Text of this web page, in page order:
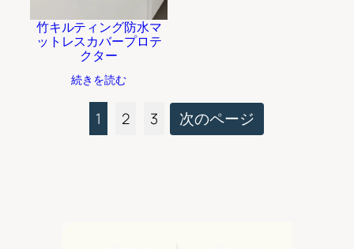
竹キルティング防水マ
ットレスカバープロテ
クター
続きを読む
1 2 3 次のページ